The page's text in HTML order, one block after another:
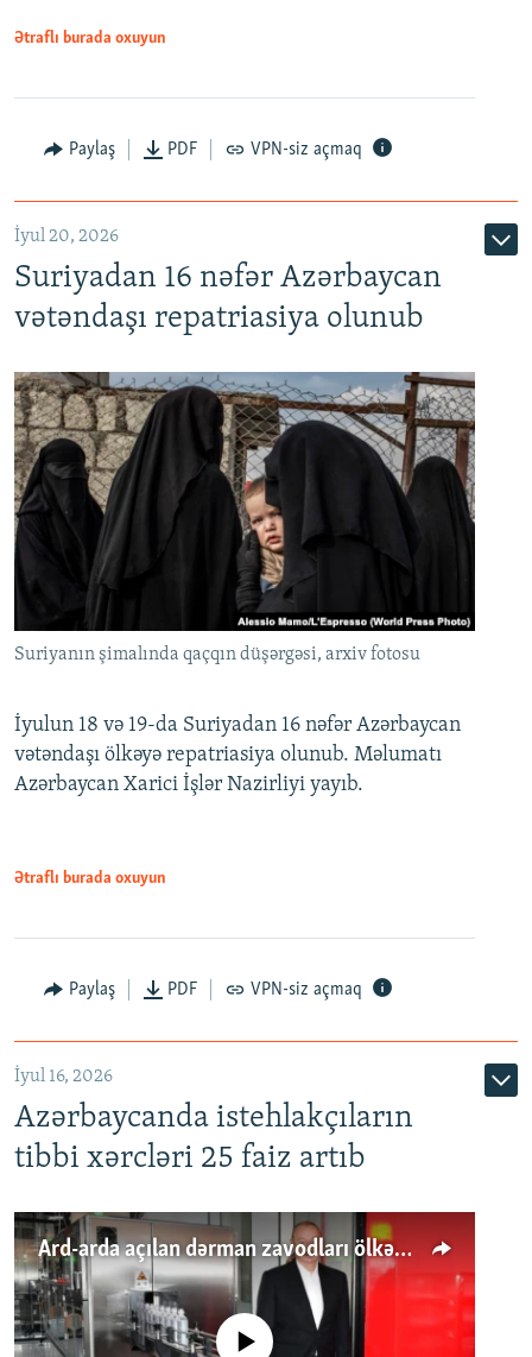
Auto
Ətraflı burada oxuyun
Paylaş PDF VPN-siz açmaq
İyul 20, 2026
Suriyadan 16 nəfər Azərbaycan
vətəndaşı repatriasiya olunub
Suriyanın şimalında qaçqın düşərgəsi, arxiv fotosu
İyulun 18 və 19-da Suriyadan 16 nəfər Azərbaycan
vətəndaşı ölkəyə repatriasiya olunub. Məlumatı
Azərbaycan Xarici İşlər Nazirliyi yayıb.
Ətraflı burada oxuyun
Paylaş PDF VPN-siz açmaq
İyul 16, 2026
Azərbaycanda istehlakçıların
tibbi xərcləri 25 faiz artıb
Ard-arda açılan dərman zavodları ölkənin tələbatını ödəyirmi?
No media source currently available